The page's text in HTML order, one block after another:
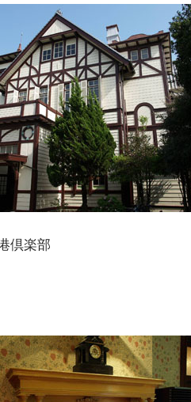
倶楽部